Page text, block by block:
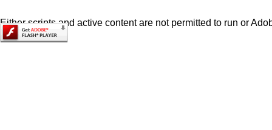
Either scripts and active content are not permitted to run or